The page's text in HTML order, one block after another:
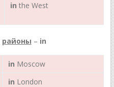
in the West
районы – in
in Moscow
in London